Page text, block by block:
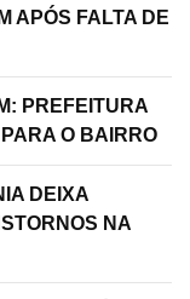
APÓS FALTA DE
PREFEITURA
O BAIRRO
DEIXA
NA